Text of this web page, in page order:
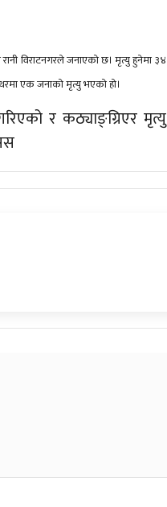
रानी विराटनगरले जनाएको छ। मृत्यु हुनेमा ३४
एक जनाको मृत्यु भएको हो।
र कठ्याङ्ग्रिएर मृत्यु